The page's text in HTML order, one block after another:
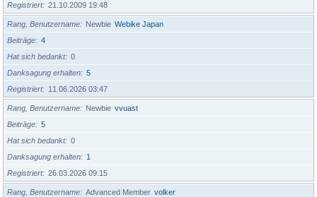
Registriert
21.10.2009 19:48
Rang, Benutzername Newbie Webike Japan
Beiträge
4
Hat sich bedankt
0
Danksagung erhalten
5
Registriert
11.06.2026 03:47
Rang, Benutzername Newbie vvuast
Beiträge
5
Hat sich bedankt
0
Danksagung erhalten
1
Registriert
26.03.2026 09:15
Rang, Benutzername Advanced Member volker